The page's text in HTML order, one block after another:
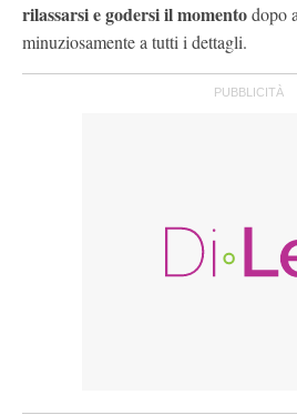
rilassarsi e godersi il momentodopo
minuziosamente a tutti i dettagli.